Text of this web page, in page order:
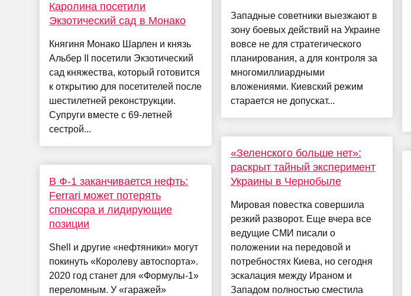
Каролина посетили
Экзотический сад в Монако
Княгиня Монако Шарлен и князь
Альбер II посетили Экзотический
сад княжества, который готовится
к открытию для посетителей после
шестилетней реконструкции.
Супруги вместе с 69-летней
сестрой...
В Ф-1 заканчивается нефть:
Ferrari может потерять
спонсора и лидирующие
позиции
Shell и другие «нефтяники» могут
покинуть «Королеву автоспорта».
2020 год станет для «Формулы-1»
переломным. У «гаражей»
Западные советники выезжают в
зону боевых действий на Украине
вовсе не для стратегического
планирования, а для контроля за
многомиллиардными
вложениями. Киевский режим
старается не допускат...
«Зеленского больше нет»:
раскрыт тайный эксперимент
Украины в Чернобыле
Мировая повестка совершила
резкий разворот. Еще вчера все
ведущие СМИ писали о
положении на передовой и
потребностях Киева, но сегодня
эскалация между Ираном и
Западом полностью сместила